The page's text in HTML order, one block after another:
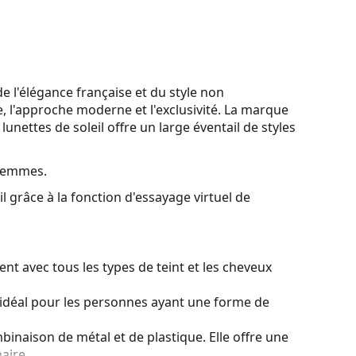
l'élégance française et du style non
moderne et l'exclusivité. La marque
de soleil offre un large éventail de styles
grâce à la fonction d'essayage virtuel de
avec tous les types de teint et les cheveux
pour les personnes ayant une forme de
de métal et de plastique. Elle offre une